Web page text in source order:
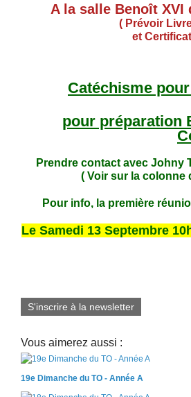
A la salle Benoît
( Prévoir
et
Catéchisme
pour préparation
Prendre contact avec Johny
( Voir sur la colonne
Pour info, la première
Le Samedi 13 Septembre
S'inscrire à la newsletter
Vous aimerez aussi :
19e Dimanche du TO - Année A